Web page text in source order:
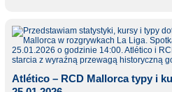
Atlético – RCD Mallorca typy i